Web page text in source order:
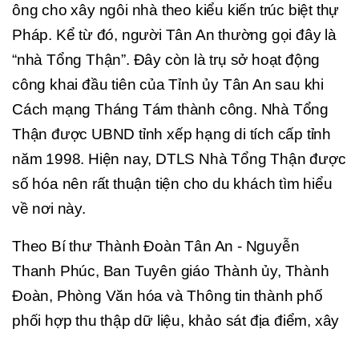
ông cho xây ngôi nhà theo kiểu kiến trúc biệt thự
Pháp. Kể từ đó, người Tân An thường gọi đây là
“nhà Tổng Thận”. Đây còn là trụ sở hoạt động
công khai đầu tiên của Tỉnh ủy Tân An sau khi
Cách mạng Tháng Tám thành công. Nhà Tổng
Thận được UBND tỉnh xếp hạng di tích cấp tỉnh
năm 1998. Hiện nay, DTLS Nhà Tổng Thận được
số hóa nên rất thuận tiện cho du khách tìm hiểu
về nơi này.
Theo Bí thư Thành Đoàn Tân An - Nguyễn
Thanh Phúc, Ban Tuyên giáo Thành ủy, Thành
Đoàn, Phòng Văn hóa và Thông tin thành phố
phối hợp thu thập dữ liệu, khảo sát địa điểm, xây